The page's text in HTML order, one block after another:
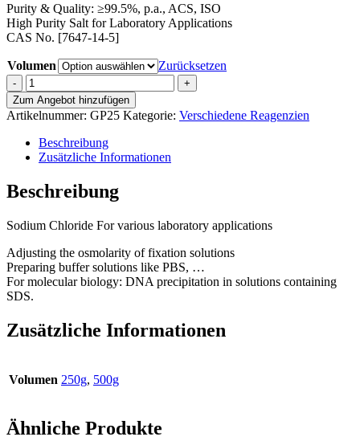
bis
58,22 €
Purity & Quality: ≥99.5%, p.a., ACS, ISO
High Purity Salt for Laboratory Applications
CAS No. [7647-14-5]
Volumen
Zurücksetzen
Sodium
Chloride
Menge
Zum Angebot hinzufügen
Artikelnummer: GP25 Kategorie: Verschiedene Reagenzien
Beschreibung
Zusätzliche Informationen
Beschreibung
Sodium Chloride For various laboratory applications
Adjusting the osmolarity of fixation solutions
Preparing buffer solutions like PBS, …
For molecular biology: DNA precipitation in solutions containing
SDS.
Zusätzliche Informationen
Volumen 250g, 500g
Ähnliche Produkte